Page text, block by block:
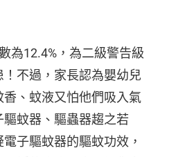
為12.4%，為二級警告級
不過，家長認為嬰幼兒
、蚊液又怕他們吸入氣
蚊器、驅蟲器趨之若
子驅蚊器的驅蚊功效，